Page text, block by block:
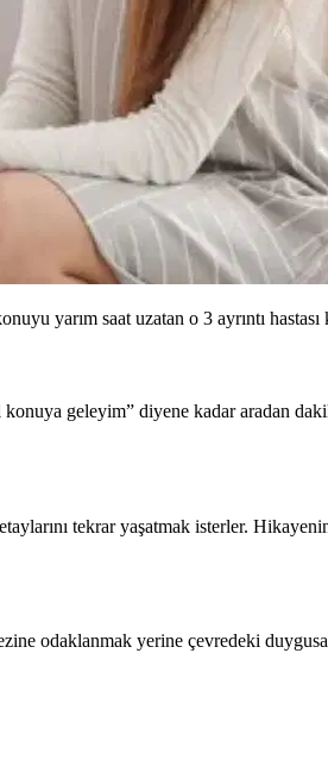
yarım saat uzatan o 3 ayrıntı
konuya geleyim” diyene kadar aradan
tekrar yaşatmak isterler.
odaklanmak yerine çevredeki